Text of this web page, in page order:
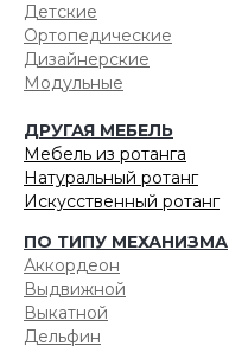
Детские
Ортопедические
Дизайнерские
Модульные
ДРУГАЯ МЕБЕЛЬ
Мебель из ротанга
Натуральный ротанг
Искусственный ротанг
ПО ТИПУ МЕХАНИЗМА
Аккордеон
Выдвижной
Выкатной
Дельфин